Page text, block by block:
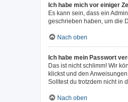
Ich habe mich vor einiger
Es kann sein, dass ein
geschrieben haben, um die
Nach oben
Ich habe mein Passwort
Das ist nicht schlimm! Wir
klickst und den
Solltest du trotzdem nicht in
Nach oben